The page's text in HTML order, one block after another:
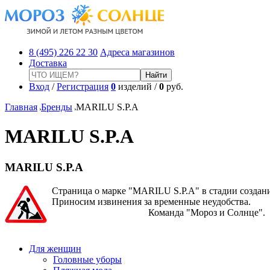
8 (495) 226 22 30 Адреса магазинов
Доставка
Вход /Регистрация 0 изделий /0 руб.
Главная Бренды MARILU S.P.A
MARILU S.P.A
MARILU S.P.A
Страница о марке "MARILU S.P.A" в стадии
Приносим извинения за временные неудобства.
Команда "Мороз и Солнце".
Для женщин
Головные уборы